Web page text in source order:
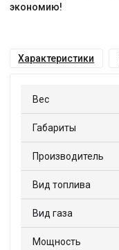
экономию!
Характеристики
Вес
Габариты
Производитель
Вид топлива
Вид газа
Мощность